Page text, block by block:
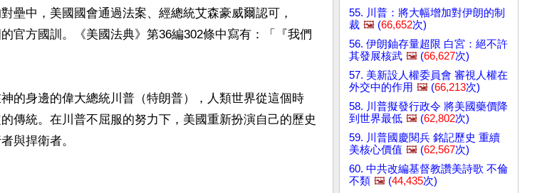
壘中，美國國會通過法案、經總統艾森豪威爾認可，
官方國訓。《美國法典》第36編302條中寫有：「『我們
的身邊的偉大總統川普（特朗普），人類世界從這個時
傳統。在川普不屈服的努力下，美國重新扮演自己的歷史
與捍衛者。
55. 川普：將大幅增加對伊朗的制
裁 🖼️ (66,652次)
56. 伊朗鈾存量超限 白宮：絕不許
其發展核武 🖼️ (66,627次)
57. 美新設人權委員會 審視人權在
外交中的作用 🖼️ (66,213次)
58. 川普擬發行政令 將美國藥價降
到世界最低 🖼️ (62,802次)
59. 川普國慶閱兵 銘記歷史 重續
美核心價值 🖼️ (62,567次)
60. 中共改編基督教讚美詩歌 不倫
不類 🖼️ (44,435次)